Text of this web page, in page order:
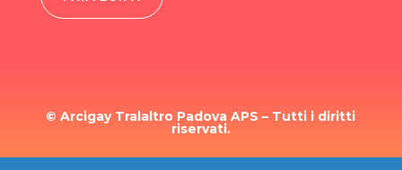
© Arcigay Tralaltro Padova APS – Tutti i diritti
riservati.